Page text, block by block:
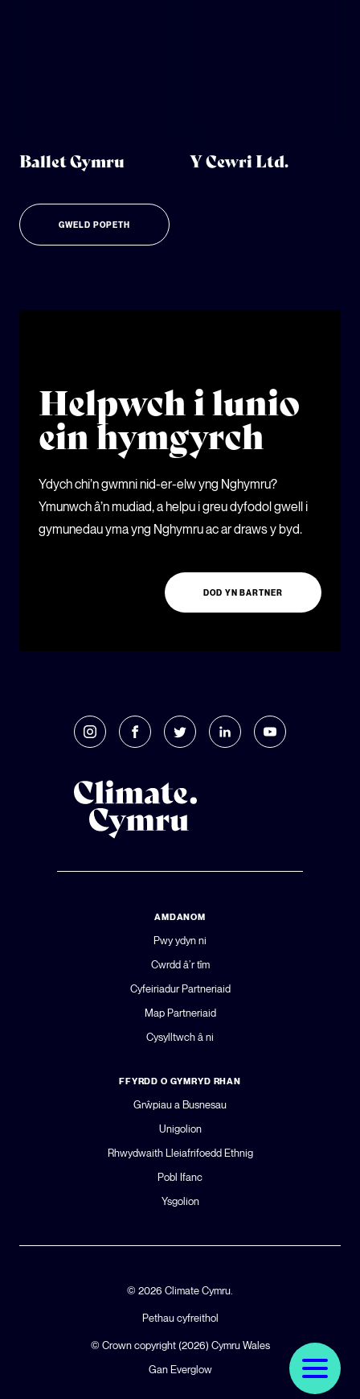
Ballet Gymru Y Cewri Ltd.
GWELD POPETH
Helpwch i lunio
ein hymgyrch
Ydych chi’n gwmni nid-er-elw yng Nghymru?
Ymunwch â’n mudiad, a helpu i greu dyfodol gwell i
gymunedau yma yng Nghymru ac ar draws y byd.
DOD YN BARTNER
AMDANOM
Pwy ydyn ni
Cwrdd â’r tîm
Cyfeiriadur Partneriaid
Map Partneriaid
Cysylltwch â ni
FFYRDD O GYMRYD RHAN
Grŵpiau a Busnesau
Unigolion
Rhwydwaith Lleiafrifoedd Ethnig
Pobl Ifanc
Ysgolion
© 2026 Climate Cymru.
Pethau cyfreithol
© Crown copyright (2026) Cymru Wales
Gan Everglow